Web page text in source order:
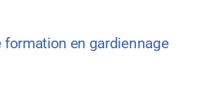
formation en gardiennage